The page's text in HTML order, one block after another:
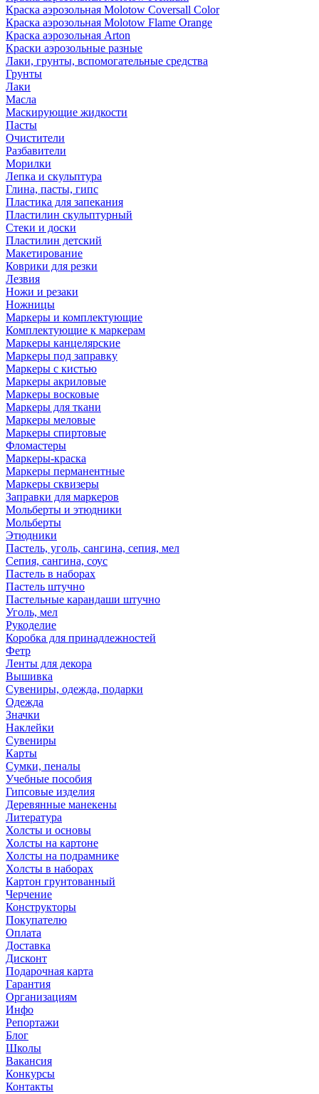
Краска аэрозольная Molotow Coversall Color
Краска аэрозольная Molotow Flame Orange
Краска аэрозольная Arton
Краски аэрозольные разные
Лаки, грунты, вспомогательные средства
Грунты
Лаки
Масла
Маскирующие жидкости
Пасты
Очистители
Разбавители
Морилки
Лепка и скульптура
Глина, пасты, гипс
Пластика для запекания
Пластилин скульптурный
Стеки и доски
Пластилин детский
Макетирование
Коврики для резки
Лезвия
Ножи и резаки
Ножницы
Маркеры и комплектующие
Комплектующие к маркерам
Маркеры канцелярские
Маркеры под заправку
Маркеры с кистью
Маркеры акриловые
Маркеры восковые
Маркеры для ткани
Маркеры меловые
Маркеры спиртовые
Фломастеры
Маркеры-краска
Маркеры перманентные
Маркеры сквизеры
Заправки для маркеров
Мольберты и этюдники
Мольберты
Этюдники
Пастель, уголь, сангина, сепия, мел
Сепия, сангина, соус
Пастель в наборах
Пастель штучно
Пастельные карандаши штучно
Уголь, мел
Рукоделие
Коробка для принадлежностей
Фетр
Ленты для декора
Вышивка
Сувениры, одежда, подарки
Одежда
Значки
Наклейки
Сувениры
Карты
Сумки, пеналы
Учебные пособия
Гипсовые изделия
Деревянные манекены
Литература
Холсты и основы
Холсты на картоне
Холсты на подрамнике
Холсты в наборах
Картон грунтованный
Черчение
Конструкторы
Покупателю
Оплата
Доставка
Дисконт
Подарочная карта
Гарантия
Организациям
Инфо
Репортажи
Блог
Школы
Вакансия
Конкурсы
Контакты